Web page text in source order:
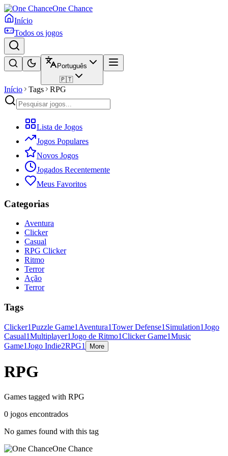
One Chance
Início
Todos os jogos
Português
🇵🇹
Início Tags RPG
Lista de Jogos
Jogos Populares
Novos Jogos
Jogados Recentemente
Meus Favoritos
Categorias
Aventura
Clicker
Casual
RPG Clicker
Ritmo
Terror
Ação
Terror
Tags
Clicker1Puzzle Game1 Aventura1Tower Defense1 Simulation1Jogo
Casual1Multiplayer1Jogo de Ritmo1Clicker Game1Music
Game1Jogo Indie2RPG1 More
RPG
Games tagged with RPG
0 jogos encontrados
No games found with this tag
One Chance